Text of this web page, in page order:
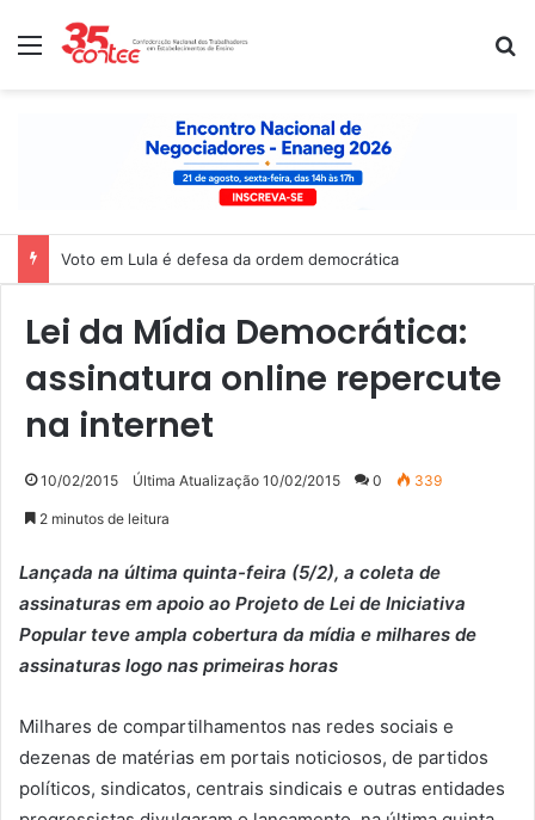
Menu
Voto em Lula é defesa da ordem democrática
Lei da Mídia Democrática:
assinatura online repercute
na internet
10/02/2015 Última Atualização 10/02/2015 0 339
2 minutos de leitura
Lançada na última quinta-feira (5/2), a coleta de
assinaturas em apoio ao Projeto de Lei de Iniciativa
Popular teve ampla cobertura da mídia e milhares de
assinaturas logo nas primeiras horas
Milhares de compartilhamentos nas redes sociais e
dezenas de matérias em portais noticiosos, de partidos
políticos, sindicatos, centrais sindicais e outras entidades